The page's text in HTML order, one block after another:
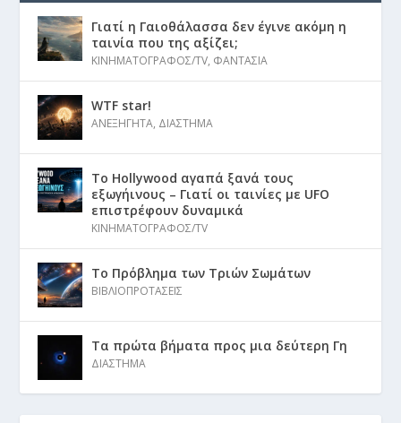
Γιατί η Γαιοθάλασσα δεν έγινε ακόμη η
ταινία που της αξίζει;
ΚΙΝΗΜΑΤΟΓΡΑΦΟΣ/TV, ΦΑΝΤΑΣΙΑ
WTF star!
ΑΝΕΞΗΓΗΤΑ, ΔΙΑΣΤΗΜΑ
Το Hollywood αγαπά ξανά τους
εξωγήινους – Γιατί οι ταινίες με UFO
επιστρέφουν δυναμικά
ΚΙΝΗΜΑΤΟΓΡΑΦΟΣ/TV
Το Πρόβλημα των Τριών Σωμάτων
ΒΙΒΛΙΟΠΡΟΤΑΣΕΙΣ
Τα πρώτα βήματα προς μια δεύτερη Γη
ΔΙΑΣΤΗΜΑ